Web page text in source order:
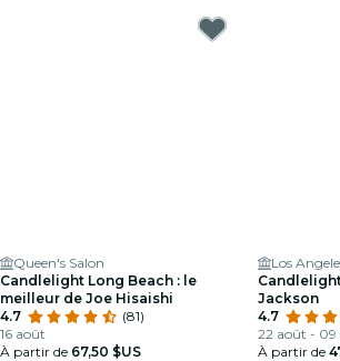
Queen's Salon
Candlelight Long Beach : le
meilleur de Joe Hisaishi
4.7
(81)
16 août
À partir de 67,50 $US
Los
Jackson
4.7
22 août - 09
À partir de